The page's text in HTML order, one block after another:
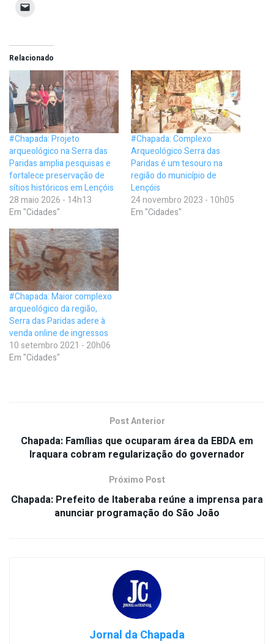
Relacionado
#Chapada: Projeto
arqueológico na Serra das
Paridas amplia pesquisas e
fortalece preservação de
sítios históricos em Lençóis
28 maio 2026 - 14h13
Em "Cidades"
#Chapada: Complexo
Arqueológico Serra das
Paridas é um tesouro na
região do município de
Lençóis
24 novembro 2023 - 10h05
Em "Cidades"
#Chapada: Maior complexo
arqueológico da região,
Serra das Paridas adere à
venda online de ingressos
10 setembro 2021 - 20h06
Em "Cidades"
Post Anterior
Chapada: Famílias que ocuparam área da EBDA em
Iraquara cobram regularização do governador
Próximo Post
Chapada: Prefeito de Itaberaba reúne a imprensa para
anunciar programação do São João
Jornal da Chapada